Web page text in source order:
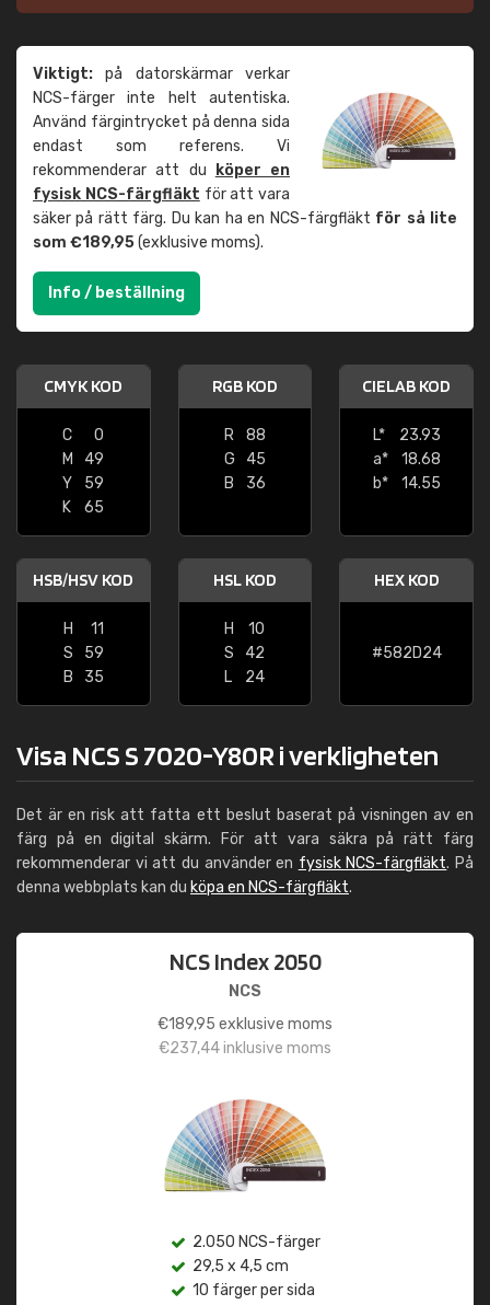
Viktigt: på datorskärmar verkar
NCS-färger inte helt autentiska.
Använd färgintrycket på denna sida
endast som referens. Vi
rekommenderar att du
köper en
fysisk NCS-färgfläkt för att vara
säker på rätt färg. Du kan ha en NCS-färgfläkt för så lite
som €189,95(exklusive moms).
Info / beställning
CMYK KOD
C
0
M
49
Y
59
K
65
RGB KOD
R
88
G
45
B
36
CIELAB KOD
L*
23.93
a*
18.68
b*
14.55
HSB/HSV KOD
H
11
S
59
B
35
HSL KOD
H
10
S
42
L
24
HEX KOD
#582D24
Visa NCS S 7020-Y80R i verkligheten
Det är en risk att fatta ett beslut baserat på visningen av en
färg på en digital skärm. För att vara säkra på rätt färg
rekommenderar vi att du använder en fysisk NCS-färgfläkt. På
denna webbplats kan du köpa en NCS-färgfläkt.
NCS Index 2050
NCS
€189,95 exklusive moms
€237,44inklusive moms
2.050 NCS-färger
29,5 x 4,5 cm
10 färger per sida